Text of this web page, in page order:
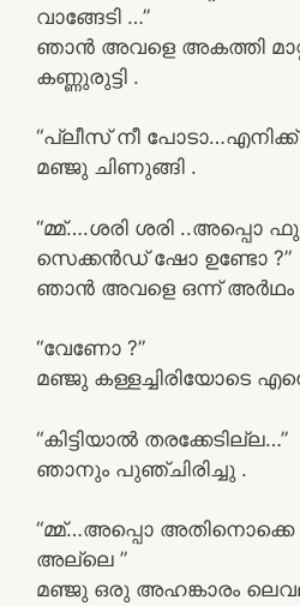
വാങ്ങേടി …”
ഞാൻ അവളെ അകത്തി
കണ്ണുരുട്ടി .
“പ്ലീസ് നീ പോടാ…എനിക്ക്
മഞ്ജു ചിണുങ്ങി .
“മ്മ്….ശരി ശരി ..അപ്പൊ
സെക്കൻഡ് ഷോ ഉണ്ടോ ?”
ഞാൻ അവളെ ഒന്ന് അർഥം
“വേണോ ?”
മഞ്ജു കള്ളച്ചിരിയോടെ
“കിട്ടിയാൽ തരക്കേടില്ല…”
ഞാനും പുഞ്ചിരിച്ചു .
“മ്മ്…അപ്പൊ
അല്ലെ ”
മഞ്ജു ഒരു അഹങ്കാരം